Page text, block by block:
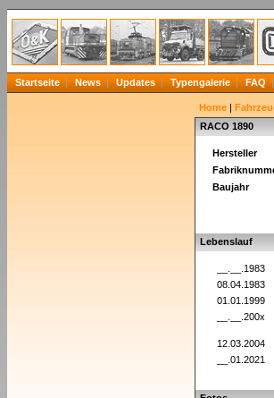
Startseite News Updates Typengalerie FAQ
Home |
RACO 1890
Hersteller
Baujahr
Lebenslauf
__.__.1983
08.04.1983
01.01.1999
__.__.200x
12.03.2004
__.01.2021